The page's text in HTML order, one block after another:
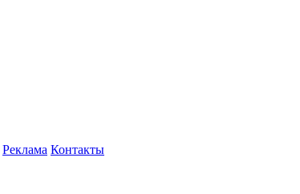
Реклама Контакты